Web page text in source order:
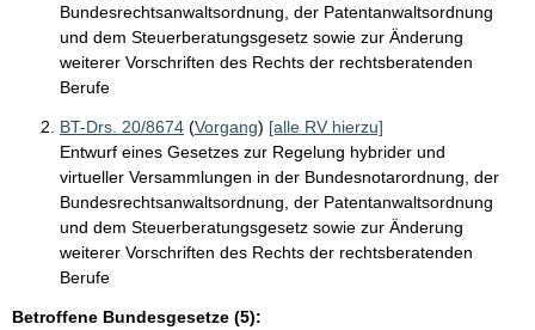
Bundesrechtsanwaltsordnung, der Patentanwaltsordnung
und dem Steuerberatungsgesetz sowie zur Änderung
weiterer Vorschriften des Rechts der rechtsberatenden
Berufe
BT-Drs. 20/8674 (Vorgang) [alle RV hierzu]
Entwurf eines Gesetzes zur Regelung hybrider und
virtueller Versammlungen in der Bundesnotarordnung, der
Bundesrechtsanwaltsordnung, der Patentanwaltsordnung
und dem Steuerberatungsgesetz sowie zur Änderung
weiterer Vorschriften des Rechts der rechtsberatenden
Berufe
Betroffene Bundesgesetze (5):